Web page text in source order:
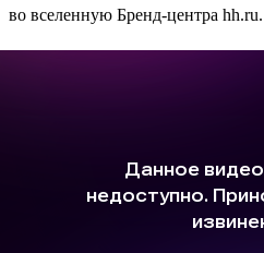
во вселенную Бренд-центра hh.ru.